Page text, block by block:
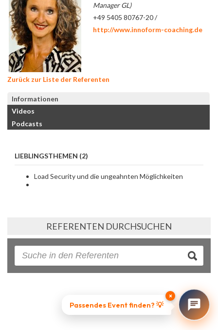
Manager GL)
+49 5405 80767-20 /
http://www.innoform-coaching.de
Zurück zur Liste der Referenten
Informationen
Videos
Podcasts
LIEBLINGSTHEMEN (2)
Load Security und die ungeahnten Möglichkeiten
REFERENTEN DURCHSUCHEN
×
Passendes Event finden? 💡